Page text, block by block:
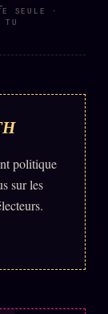
SEULE ·
TU
politique
sur les